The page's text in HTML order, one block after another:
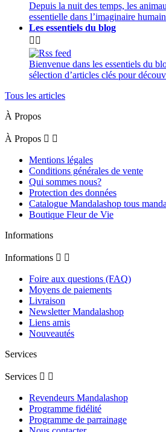
Depuis la nuit des temps, les
essentielle dans l’imaginaire
Les essentiels du blog
 
Bienvenue dans les essentiels du
sélection d’articles clés pour
Tous les articles
À Propos
À Propos  
Mentions légales
Conditions générales de vente
Qui sommes nous?
Protection des données
Catalogue Mandalashop tous
Boutique Fleur de Vie
Informations
Informations  
Foire aux questions (FAQ)
Moyens de paiements
Livraison
Newsletter Mandalashop
Liens amis
Nouveautés
Services
Services  
Revendeurs Mandalashop
Programme fidélité
Programme de parrainage